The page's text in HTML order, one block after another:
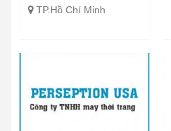
TP.Hồ Chí Minh